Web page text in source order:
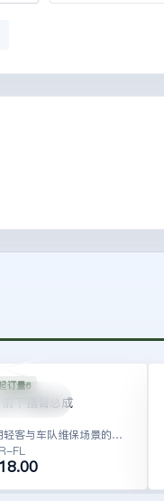
SR-FL
订量6
下摆臂总成
适合商用轻客与车队维保场景的底盘件展示样板。
FL